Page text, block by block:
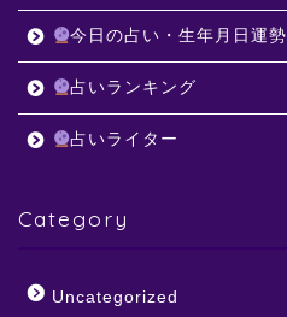
今日の占い・生年月日運勢
占いランキング
占いライター
Category
Uncategorized